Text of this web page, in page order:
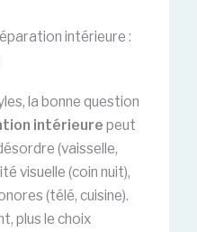
intérieure :
la bonne question
intérieure peut
(vaisselle,
visuelle (coin nuit),
(télé, cuisine).
plus le choix